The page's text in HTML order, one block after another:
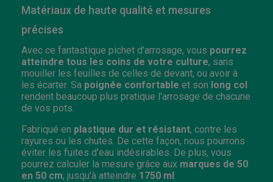
Matériaux de haute qualité et mesures
précises
Avec ce fantastique pichet d'arrosage, vous pourrez
atteindre tous les coins de votre culture, sans
mouiller les feuilles de celles de devant, ou avoir à
les écarter. Sa poignée confortable et son long col
rendent beaucoup plus pratique l'arrosage de chacune
de vos pots.
Fabriqué en plastique dur et résistant, contre les
rayures ou les chutes. De cette façon, nous pourrons
éviter les fuites d'eau indésirables. De plus, vous
pourrez calculer la mesure grâce aux marques de 50
en 50 cm, jusqu'à atteindre 1750 ml